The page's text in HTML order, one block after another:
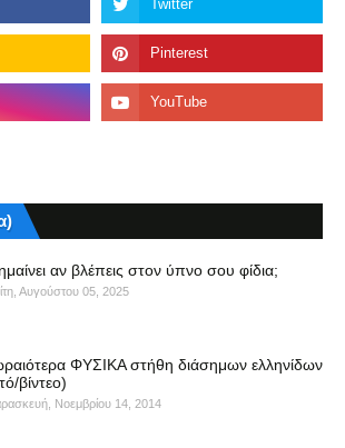
αν βλέπεις στον ύπνο σου φίδια;
Αυγούστου 05, 2025
ΦΥΣΙΚΑ στήθη διάσημων ελληνίδων
βίντεο)
Νοεμβρίου 14, 2014